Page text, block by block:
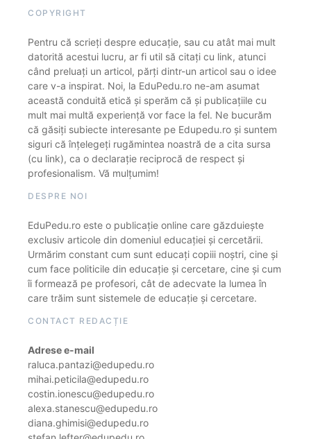
COPYRIGHT
Pentru că scrieți despre educație, sau cu atât mai mult
datorită acestui lucru, ar fi util să citați cu link, atunci
când preluați un articol, părți dintr-un articol sau o idee
care v-a inspirat. Noi, la EduPedu.ro ne-am asumat
această conduită etică și sperăm că și publicațiile cu
mult mai multă experiență vor face la fel. Ne bucurăm
că găsiți subiecte interesante pe Edupedu.ro și suntem
siguri că înțelegeți rugămintea noastră de a cita sursa
(cu link), ca o declarație reciprocă de respect și
profesionalism. Vă mulțumim!
DESPRE NOI
EduPedu.ro este o publicație online care găzduiește
exclusiv articole din domeniul educației și cercetării.
Urmărim constant cum sunt educați copiii noștri, cine și
cum face politicile din educație și cercetare, cine și cum
îi formează pe profesori, cât de adecvate la lumea în
care trăim sunt sistemele de educație și cercetare.
CONTACT REDACȚIE
Adrese e-mail
raluca.pantazi@edupedu.ro
mihai.peticila@edupedu.ro
costin.ionescu@edupedu.ro
alexa.stanescu@edupedu.ro
diana.ghimisi@edupedu.ro